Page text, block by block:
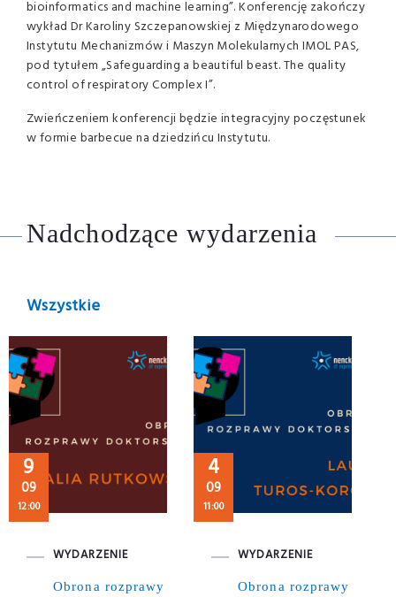
bioinformatics and machine learning”. Konferencję zakończy
wykład Dr Karoliny Szczepanowskiej z Międzynarodowego
Instytutu Mechanizmów i Maszyn Molekularnych IMOL PAS,
pod tytułem „Safeguarding a beautiful beast. The quality
control of respiratory Complex I”.
Zwieńczeniem konferencji będzie integracyjny poczęstunek
w formie barbecue na dziedzińcu Instytutu.
Nadchodzące wydarzenia
Wszystkie
9
09
12:00
WYDARZENIE
Obrona rozprawy
4
09
11:00
WYDARZENIE
Obrona rozprawy